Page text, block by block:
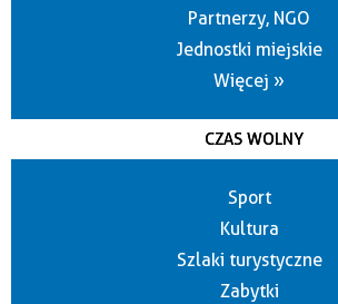
Partnerzy, NGO
Jednostki miejskie
Więcej »
CZAS WOLNY
Sport
Kultura
Szlaki turystyczne
Zabytki